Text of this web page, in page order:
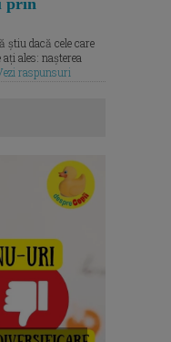
știu dacă cele care
ales: nașterea
raspunsuri